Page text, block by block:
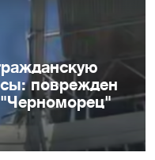
поврежден